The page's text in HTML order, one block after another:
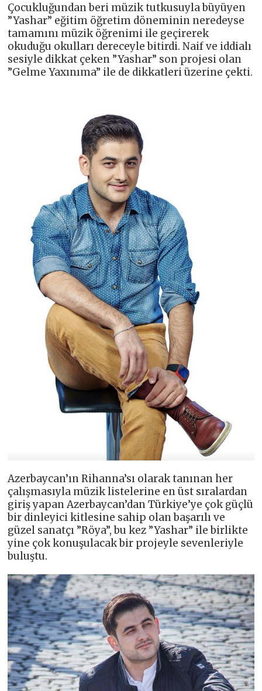
Çocukluğundan beri müzik tutkusuyla büyüyen
”Yashar” eğitim öğretim döneminin neredeyse
tamamını müzik öğrenimi ile geçirerek
okuduğu okulları dereceyle bitirdi. Naif ve iddialı
sesiyle dikkat çeken ”Yashar” son projesi olan
”Gelme Yaxınıma” ile de dikkatleri üzerine çekti.
Azerbaycan’ın Rihanna’sı olarak tanınan her
çalışmasıyla müzik listelerine en üst sıralardan
giriş yapan Azerbaycan’dan Türkiye’ye çok güçlü
bir dinleyici kitlesine sahip olan başarılı ve
güzel sanatçı ”Röya”, bu kez ”Yashar” ile birlikte
yine çok konuşulacak bir projeyle sevenleriyle
buluştu.